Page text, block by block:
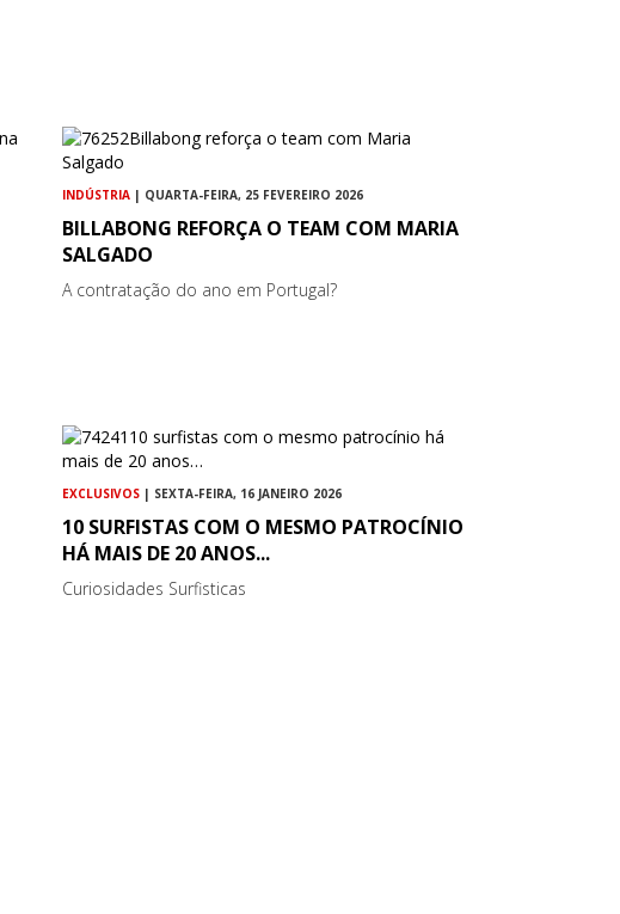
INDÚSTRIA | QUARTA-FEIRA, 25 FEVEREIRO 2026
BILLABONG REFORÇA O TEAM COM MARIA
SALGADO
A contratação do ano em Portugal?
EXCLUSIVOS | SEXTA-FEIRA, 16 JANEIRO 2026
10 SURFISTAS COM O MESMO PATROCÍNIO
HÁ MAIS DE 20 ANOS...
Curiosidades Surfisticas